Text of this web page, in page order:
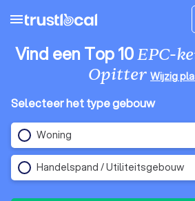
menu
Vind een Top 10EPC-
Opitter Wijzig
Selecteer het type gebouw
Woning
Handelspand / Utiliteitsgebouw